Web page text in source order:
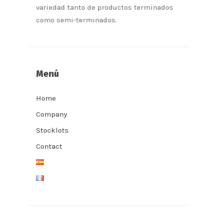
variedad tanto de productos terminados
como semi-terminados.
Menú
Home
Company
Stocklots
Contact